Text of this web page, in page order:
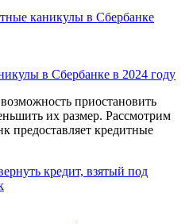
в Сбербанке в 2024 году
приостановить
их размер. Рассмотрим
предоставляет кредитные